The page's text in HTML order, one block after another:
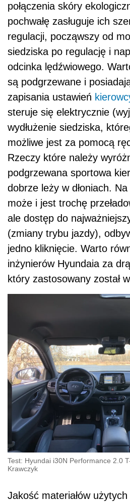
połączenia skóry
pochwałę zasługuje ich
regulacji, począwszy od
siedziska po regulację i
odcinka lędźwiowego.
są podgrzewane i
zapisania ustawień
steruje się elektrycznie
wydłużenie siedziska,
możliwe jest za pomocą
Rzeczy które należy
podgrzewana sportowa
dobrze leży w dłoniach.
może i jest trochę
ale dostęp do
(zmiany trybu jazdy),
jedno kliknięcie. Warto
inżynierów Hyundaia za
który zastosowany został
Test: Hyundai i30N Performance 2.0
Krawczyk
Jakość materiałów